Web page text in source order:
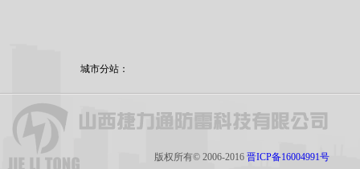
城市分站：
版权所有© 2006-2016 晋ICP备16004991号